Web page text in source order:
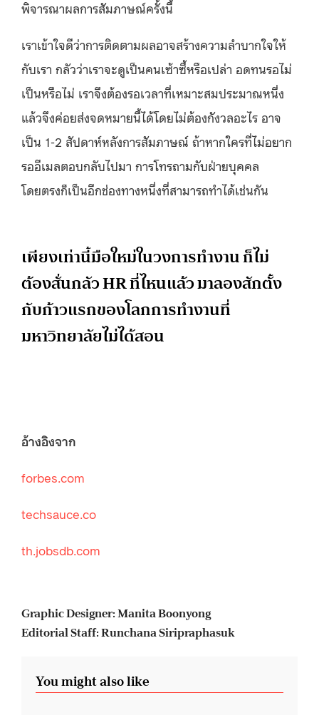
พิจารณาผลการสัมภาษณ์ครั้งนี้
เราเข้าใจดีว่าการติดตามผลอาจสร้างความลำบากใจให้
กับเรา กลัวว่าเราจะดูเป็นคนเซ้าซี้หรือเปล่า อดทนรอไม่
เป็นหรือไม่ เราจึงต้องรอเวลาที่เหมาะสมประมาณหนึ่ง
แล้วจึงค่อยส่งจดหมายนี้ได้โดยไม่ต้องกังวลอะไร อาจ
เป็น 1-2 สัปดาห์หลังการสัมภาษณ์ ถ้าหากใครที่ไม่อยาก
รออีเมลตอบกลับไปมา การโทรถามกับฝ่ายบุคคล
โดยตรงก็เป็นอีกช่องทางหนึ่งที่สามารถทำได้เช่นกัน
เพียงเท่านี้มือใหม่ในวงการทำงาน ก็ไม่
ต้องสั่นกลัว HR ที่ไหนแล้ว มาลองสักตั้ง
กับก้าวแรกของโลกการทำงานที่
มหาวิทยาลัยไม่ได้สอน
อ้างอิงจาก
forbes.com
techsauce.co
th.jobsdb.com
Graphic Designer: Manita Boonyong
Editorial Staff: Runchana Siripraphasuk
You might also like